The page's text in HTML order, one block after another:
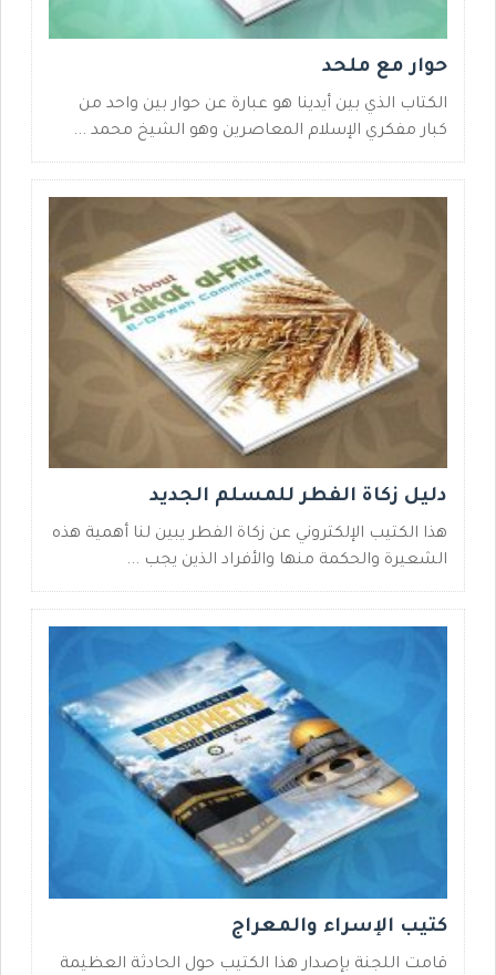
حوار مع ملحد
الكتاب الذي بين أيدينا هو عبارة عن حوار بين واحد من
كبار مفكري الإسلام المعاصرين وهو الشيخ محمد ...
دليل زكاة الفطر للمسلم الجديد
هذا الكتيب الإلكتروني عن زكاة الفطر يبين لنا أهمية هذه
الشعيرة والحكمة منها والأفراد الذين يجب ...
كتيب الإسراء والمعراج
قامت اللجنة بإصدار هذا الكتيب حول الحادثة العظيمة